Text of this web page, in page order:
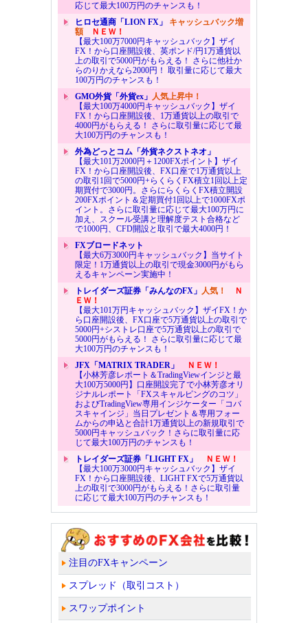
応じて最大100万円のチャンスも！
ヒロセ通商「LION FX」 キャッシュバック増
額ＮＥＷ！
【最大100万7000円キャッシュバック】ザイ
FX！から口座開設後、英ポンド/円1万通貨以
上の取引で5000円がもらえる！ さらに他社か
らのりかえなら2000円！ 取引量に応じて最大
100万円のチャンスも！
GMO外貨「外貨ex」 人気上昇中！
【最大100万4000円キャッシュバック】ザイ
FX！から口座開設後、1万通貨以上の取引で
4000円がもらえる！ さらに取引量に応じて最
大100万円のチャンスも！
外為どっとコム「外貨ネクストネオ」
【最大101万2000円＋1200FXポイント】ザイ
FX！から口座開設後、FX口座で1万通貨以上
の取引1回で5000円+らくらくFX積立1回以上定
期買付で3000円。さらにらくらくFX積立開設
200FXポイント＆定期買付1回以上で1000FXポ
イント。さらに取引量に応じて最大100万円に
加え、スクール受講と理解度テスト合格など
で1000円、CFD開設と取引で最大4000円！
FXブロードネット
【最大6万3000円キャッシュバック】当サイト
限定！1万通貨以上の取引で現金3000円がもら
えるキャンペーン実施中！
トレイダーズ証券「みんなのFX」 人気！
Ｎ
ＥＷ！
【最大101万円キャッシュバック】ザイFX！か
ら口座開設後、FX口座で5万通貨以上の取引で
5000円+シストレ口座で5万通貨以上の取引で
5000円がもらえる！ さらに取引量に応じて最
大100万円のチャンスも！
JFX「MATRIX TRADER」
ＮＥＷ！
【小林芳彦レポート＆TradingViewインジと最
大100万5000円】口座開設完了で小林芳彦オリ
ジナルレポート「FXスキャルピングのコツ」
およびTradingView専用インジケーター「コバ
スキャインジ」当日プレゼント＆専用フォー
ムからの申込と合計1万通貨以上の新規取引で
5000円キャッシュバック！さらに取引量に応
じて最大100万円のチャンスも！
トレイダーズ証券「LIGHT FX」
ＮＥＷ！
【最大100万3000円キャッシュバック】ザイ
FX！から口座開設後、LIGHT FXで5万通貨以
上の取引で3000円がもらえる！さらに取引量
に応じて最大100万円のチャンスも！
注目のFXキャンペーン
スプレッド（取引コスト）
スワップポイント